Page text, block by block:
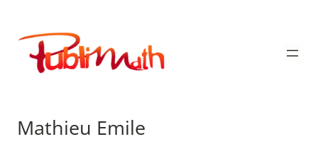
contenu
Publimath
Mathieu Emile